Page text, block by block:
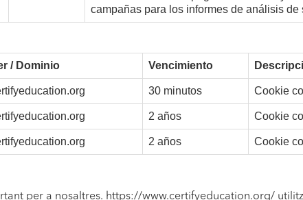
campañas para los informes de análisis de
/ Dominio Vencimiento
30 minutos Cookie
2 años Cookie
2 años Cookie
per a nosaltres. https://www.certifyeducation.org/